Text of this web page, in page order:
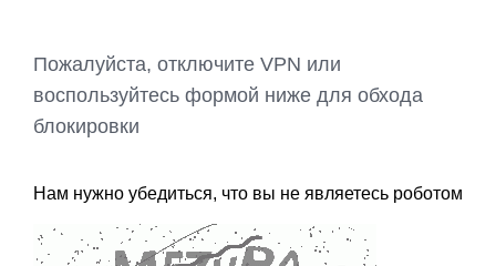
Пожалуйста, отключите VPN или
воспользуйтесь формой ниже для обхода
блокировки
Нам нужно убедиться, что вы не являетесь роботом